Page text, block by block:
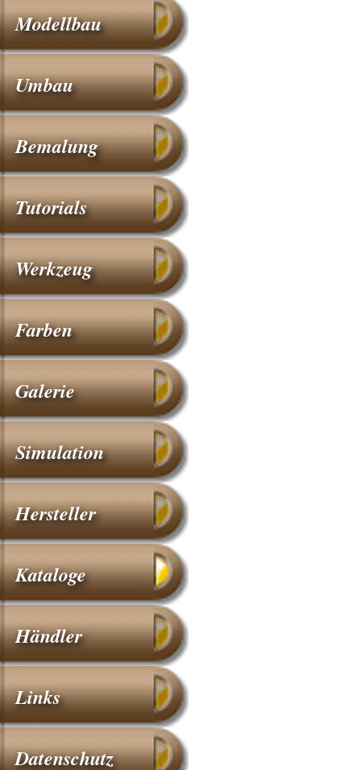
Modellbau
Umbau
Bemalung
Tutorials
Werkzeug
Farben
Galerie
Simulation
Hersteller
Kataloge
Händler
Links
Datenschutz